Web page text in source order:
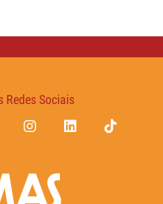
Redes Sociais